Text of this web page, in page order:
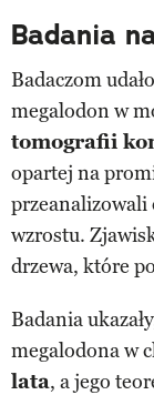
Badania
Badaczom
megalodon w
tomografii
opartej na
przeanalizowali
wzrostu.
drzewa, które
Badania
megalodona w
lata, a jego